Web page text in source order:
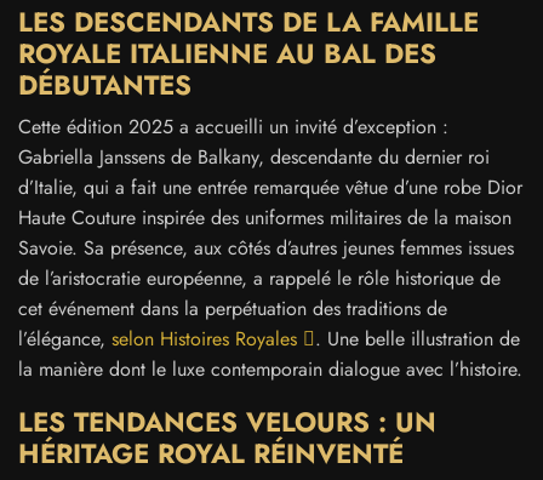
LES DESCENDANTS DE LA FAMILLE
ROYALE ITALIENNE AU BAL DES
DÉBUTANTES
Cette édition 2025 a accueilli un invité d’exception :
Gabriella Janssens de Balkany, descendante du dernier roi
d’Italie, qui a fait une entrée remarquée vêtue d’une robe Dior
Haute Couture inspirée des uniformes militaires de la maison
Savoie. Sa présence, aux côtés d’autres jeunes femmes issues
de l’aristocratie européenne, a rappelé le rôle historique de
cet événement dans la perpétuation des traditions de
l’élégance, selon Histoires Royales
. Une belle illustration de
la manière dont le luxe contemporain dialogue avec l’histoire.
LES TENDANCES VELOURS : UN
HÉRITAGE ROYAL RÉINVENTÉ